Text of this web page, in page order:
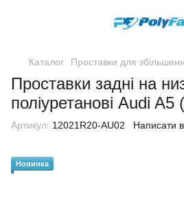
Каталог Проставки для
Проставки задні на
поліуретанові Audi
Артикул: 12021R20-AU02 Написати
Новинка